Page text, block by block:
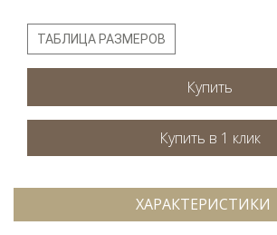
ТАБЛИЦА РАЗМЕРОВ
Купить
ХАРАКТЕРИСТИКИ